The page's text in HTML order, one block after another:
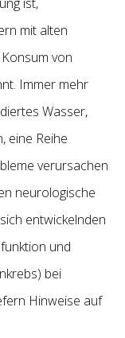
mit alten
von
Immer mehr
Wasser,
eine Reihe
verursachen
neurologische
entwickelnden
und
bei
Hinweise auf